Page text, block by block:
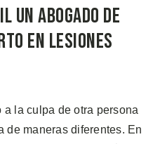
un Abogado de
en Lesiones
la culpa de otra persona
de maneras diferentes. En